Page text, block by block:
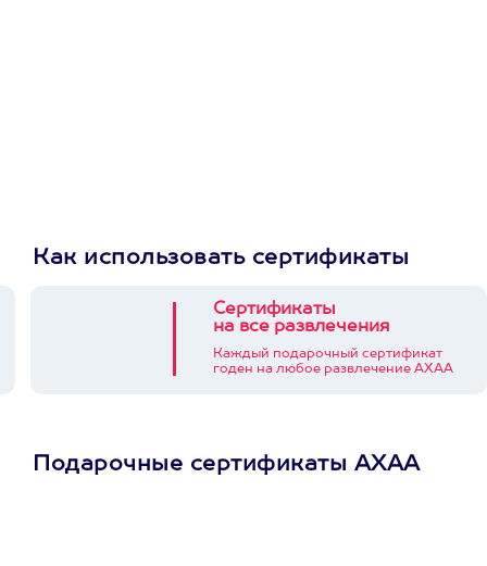
Как использовать сертификаты
Сертификаты
на все развлечения
Каждый подарочный сертификат
годен на любое развлечение АХАА
Подарочные сертификаты АХАА